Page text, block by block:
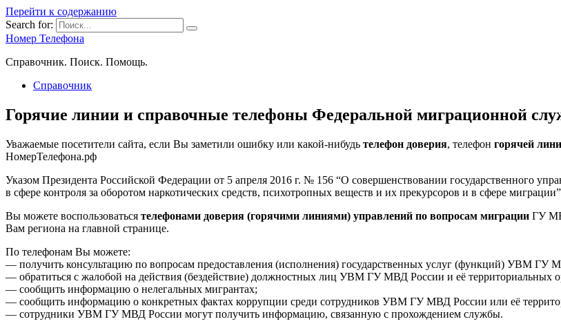
Перейти к содержанию
Search for:
Номер Телефона
Справочник. Поиск. Помощь.
Справочник
Горячие линии и справочные телефоны Федеральной миграционной
Уважаемые посетители сайта, если Вы заметили ошибку или какой-нибудь телефон доверия, телефон горячей
НомерТелефона.рф
Указом Президента Российской Федерации от 5 апреля 2016 г. № 156 “О совершенствовании государственного
в сфере контроля за оборотом наркотических средств, психотропных веществ и их прекурсоров и в сфере
Вы можете воспользоваться телефонами доверия (горячими линиями) управлений по вопросам миграции ГУ
Вам региона на главной странице.
По телефонам Вы можете:
— получить консультацию по вопросам предоставления (исполнения) государственных услуг (функций) УВМ ГУ
— обратиться с жалобой на действия (бездействие) должностных лиц УВМ ГУ МВД России и её территориальных
— сообщить информацию о нелегальных мигрантах;
— сообщить информацию о конкретных фактах коррупции среди сотрудников УВМ ГУ МВД России или её
— сотрудники УВМ ГУ МВД России могут получить информацию, связанную с прохождением службы.